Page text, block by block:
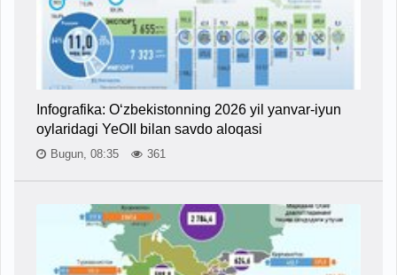
Infografika: O‘zbekistonning 2026 yil yanvar-iyun
oylaridagi YeOII bilan savdo aloqasi
Bugun, 08:35 361